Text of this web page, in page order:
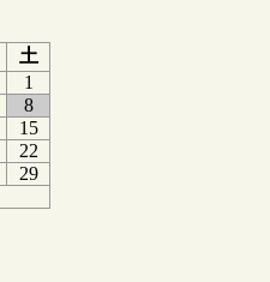
土
1
8
15
22
29